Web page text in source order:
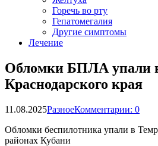
Горечь во рту
Гепатомегалия
Другие симптомы
Лечение
Обломки БПЛА упали
Краснодарского края
11.08.2025РазноеКомментарии: 0
Обломки беспилотника упали в
районах Кубани